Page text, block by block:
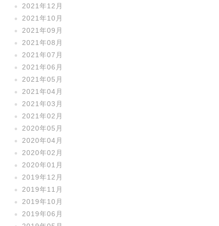
2021年12月
2021年10月
2021年09月
2021年08月
2021年07月
2021年06月
2021年05月
2021年04月
2021年03月
2021年02月
2020年05月
2020年04月
2020年02月
2020年01月
2019年12月
2019年11月
2019年10月
2019年06月